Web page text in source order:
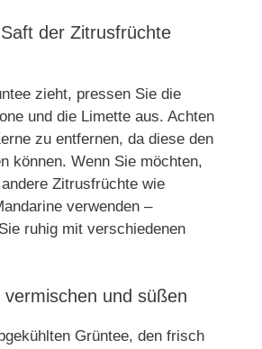
der Zitrusfrüchte
zieht, pressen Sie die
und die Limette aus. Achten
zu entfernen, da diese den
können. Wenn Sie möchten,
Zitrusfrüchte wie
verwenden –
ruhig mit verschiedenen
vermischen und süßen
Grüntee, den frisch